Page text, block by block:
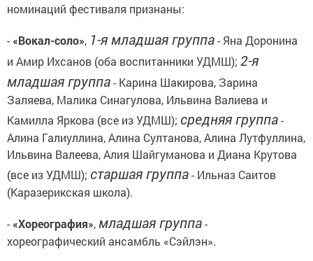
номинаций фестиваля признаны:
- «Вокал-соло», 1-я младшая группа- Яна Доронина
и Амир Ихсанов (оба воспитанники УДМШ); 2-я
младшая группа- Карина Шакирова, Зарина
Заляева, Малика Синагулова, Ильвина Валиева и
Камилла Яркова (все из УДМШ); средняя группа-
Алина Галиуллина, Алина Султанова, Алина Лутфуллина,
Ильвина Валеева, Алия Шайгуманова и Диана Крутова
(все из УДМШ); старшая группа- Ильназ Саитов
(Каразерикская школа).
- «Хореография», младшая группа-
хореографический ансамбль «Сэйлэн».